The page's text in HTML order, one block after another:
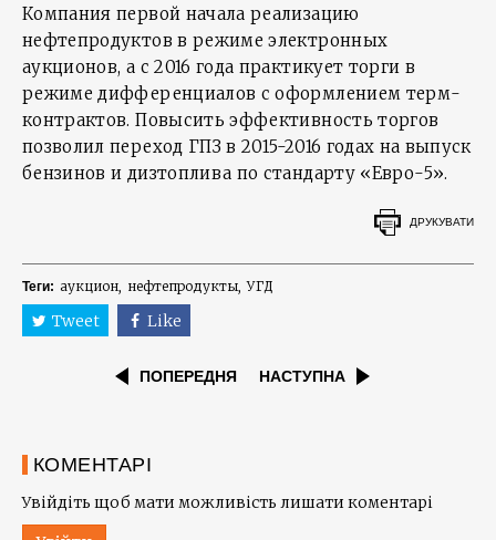
Компания первой начала реализацию
нефтепродуктов в режиме электронных
аукционов, а с 2016 года практикует торги в
режиме дифференциалов с оформлением терм-
контрактов. Повысить эффективность торгов
позволил переход ГПЗ в 2015-2016 годах на выпуск
бензинов и дизтоплива по стандарту «Евро-5».
ДРУКУВАТИ
Теги: аукцион нефтепродукты УГД
Tweet Like
ПОПЕРЕДНЯ НАСТУПНА
КОМЕНТАРІ
Увійдіть щоб мати можливість лишати коментарі